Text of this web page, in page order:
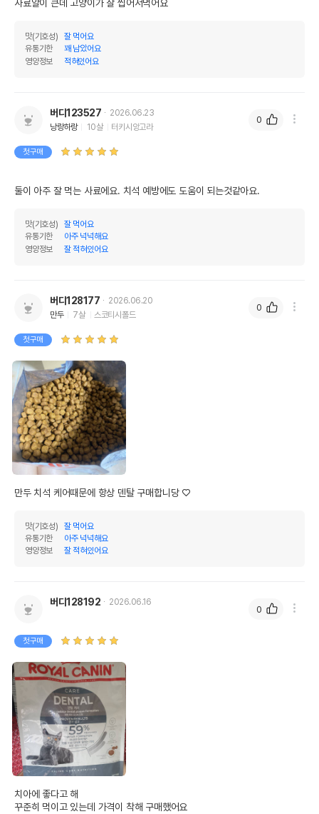
사료알이 큰데 고양이가 잘 씹어서먹어요
맛(기호성)
잘 먹어요
유통기한
꽤 남았어요
영양정보
적혀있어요
버디123527
2026.06.23
낭랑하랑
10살 터키시앙고라
첫구매
둘이 아주 잘 먹는 사료에요. 치석 예방에도 도움이 되는것같아요.
맛(기호성)
잘 먹어요
유통기한
아주 넉넉해요
영양정보
잘 적혀있어요
0
버디128177
2026.06.20
만두
7살 스코티시폴드
첫구매
만두 치석 케어때문에 항상 덴탈 구매합니당 ♡
맛(기호성)
잘 먹어요
유통기한
아주 넉넉해요
영양정보
잘 적혀있어요
0
버디128192 2026.06.16
첫구매
치아에 좋다고 해
꾸준히 먹이고 있는데 가격이 착해 구매했어요
0